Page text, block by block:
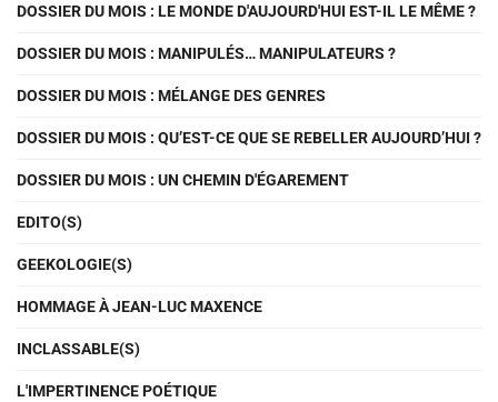
DOSSIER DU MOIS : LE MONDE D'AUJOURD'HUI EST-IL LE MÊME ?
DOSSIER DU MOIS : MANIPULÉS… MANIPULATEURS ?
DOSSIER DU MOIS : MÉLANGE DES GENRES
DOSSIER DU MOIS : QU’EST-CE QUE SE REBELLER AUJOURD’HUI ?
DOSSIER DU MOIS : UN CHEMIN D'ÉGAREMENT
EDITO(S)
GEEKOLOGIE(S)
HOMMAGE À JEAN-LUC MAXENCE
INCLASSABLE(S)
L'IMPERTINENCE POÉTIQUE